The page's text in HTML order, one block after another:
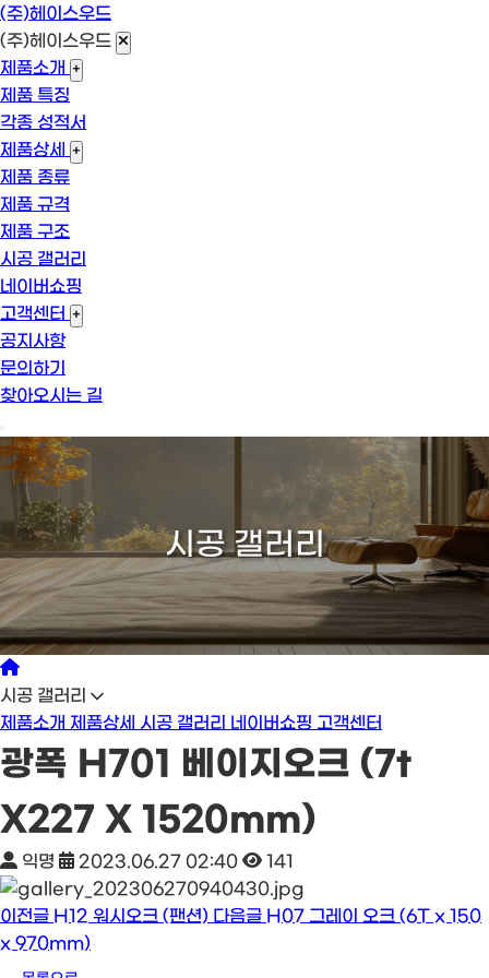
(주)헤이스우드
(주)헤이스우드
제품소개 +
제품 특징
각종 성적서
제품상세
+
제품 종류
제품 규격
제품 구조
시공 갤러리
네이버쇼핑
고객센터 +
공지사항
문의하기
찾아오시는 길
시공 갤러리
시공 갤러리
제품소개 제품상세 시공 갤러리 네이버쇼핑 고객센터
광폭 H701 베이지오크 (7t
X227 X 1520mm)
익명 2023.06.27 02:40 141
이전글 H12 워시오크 (팬션) 다음글 H07 그레이 오크 (6T x 150
x 970mm)